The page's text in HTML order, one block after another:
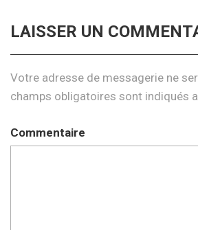
LAISSER UN
Votre adresse de messagerie ne
champs obligatoires sont indiqués
Commentaire